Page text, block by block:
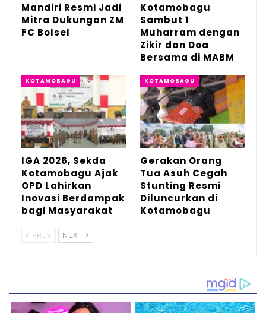
Kotamobagu dan wilayah Bolaang
Mongondow Raya.
Dalam konferensi pers yang sama, RSIA
sebagai direktur baru per 1 Oktober 2025,
yang dinilai mampu memperkuat
manajemen dan mendorong peningkatan
mutu pelayanan.
RSIA juga sedang menambah tenaga
dokter spesialis, bidan, dan perawat untuk
memastikan kualitas layanan tetap berada
peningkatan kualitas pelayanan kesehatan
ibu dan anak,” kata Dewi.
Mandiri Resmi Jadi
Mitra Dukungan ZM
FC Bolsel
Kotamobagu
Sambut 1
Muharram dengan
Zikir dan Doa
Bersama di MABM
KOTAMOBAGU
IGA 2026, Sekda
Kotamobagu Ajak
OPD Lahirkan
Inovasi Berdampak
bagi Masyarakat
KOTAMOBAGU
Gerakan Orang
Tua Asuh Cegah
Stunting Resmi
Diluncurkan di
Kotamobagu
PREV NEXT